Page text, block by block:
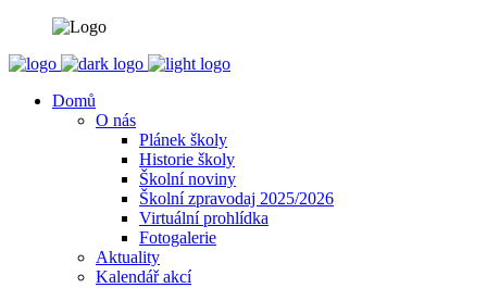
Domů
O nás
Plánek školy
Historie školy
Školní noviny
Školní zpravodaj 2025/2026
Virtuální prohlídka
Fotogalerie
Aktuality
Kalendář akcí